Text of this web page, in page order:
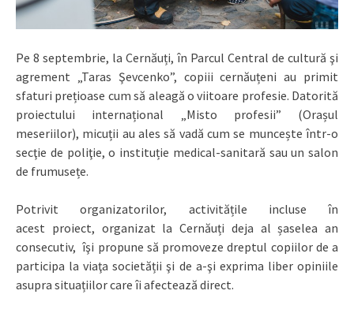
Pe 8 septembrie, la Cernăuți, în Parcul Central de cultură şi
agrement „Taras Şevcenko”, copiii cernăuțeni au primit
sfaturi prețioase cum să aleagă o viitoare profesie. Datorită
proiectului internațional „Misto profesii” (Orașul
meseriilor), micuții au ales să vadă cum se muncește într-o
secţie de poliţie, o instituție medical-sanitară sau un salon
de frumusețe.
Potrivit organizatorilor, activitățile incluse în
acest proiect, organizat la Cernăuți deja al șaselea an
consecutiv, îşi propune să promoveze dreptul copiilor de a
participa la viaţa societății şi de a-şi exprima liber opiniile
asupra situațiilor care îi afectează direct.